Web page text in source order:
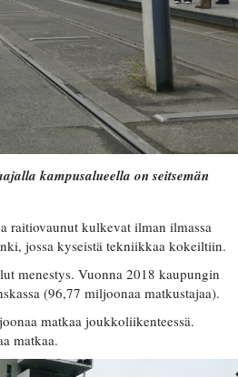
kampusalueella on seitsemän
raitiovaunut kulkevat ilman ilmassa
jossa kyseistä tekniikkaa kokeiltiin.
menestys. Vuonna 2018 kaupungin
(96,77 miljoonaa matkustajaa).
matkaa joukkoliikenteessä.
matkaa.